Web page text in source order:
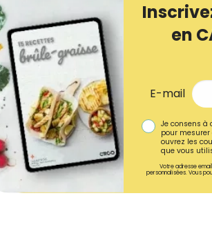
en
E-mail
Je consens à
pour
ouvrez les
que vous
Votre adresse
personnalisées. Vous